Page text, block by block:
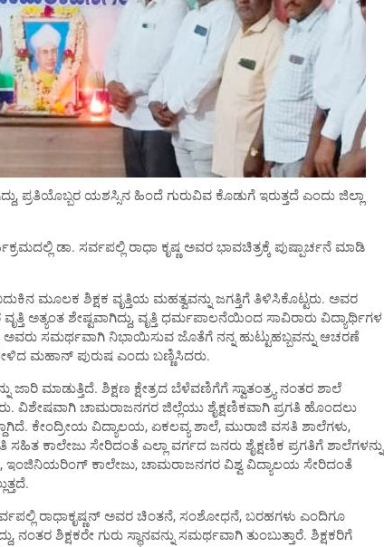
ಪ್ರತಿಯೊಬ್ಬರ ಯಶಸ್ಸಿನ ಹಿಂದೆ ಗುರುವಿವ ಕೊಡುಗೆ ಇರುತ್ತದೆ ಎಂದು ಜಿಲ್ಲಾ
ಡಾ. ಸರ್ವಪಲ್ಲಿ ರಾಧಾ ಕೃಷ್ಣ ಅವರ ಭಾವಚಿತ್ರಕ್ಕೆ ಪುಷ್ಪಾರ್ಚನೆ ಮಾಡಿ
ಮೂಲಕ ಶಿಕ್ಷಕ ವೃತ್ತಿಯ ಮಹತ್ವವನ್ನು ಜಗತ್ತಿಗೆ ತಿಳಿಸಿಕೊಟ್ಟರು. ಅವರ
ಅತ್ಯಂತ ಶೇಷ್ಟವಾಗಿದ್ದು, ವೃತ್ತಿ ಧರ್ಮಪಾಲನೆಯಿಂದ ಸಾವಿರಾರು ವಿದ್ಯಾರ್ಥಿಗಳ
ಅವರು ಸಮರ್ಥವಾಗಿ ನಿಭಾಯಿಸುವ ಜೊತೆಗೆ ನನ್ನ ಹುಟ್ಟುಹಬ್ಬವನ್ನು ಆಚರಣೆ
ಮಹಾನ್ ಪುರುಷ ಎಂದು ಬಣ್ಣಿಸಿದರು.
ಜಾರಿ ಮಾಡುತ್ತಿದೆ. ಶಿಕ್ಷಣ ಕ್ಷೇತ್ರದ ಬೆಳೆವಣಿಗೆಗೆ ಸ್ವಾತಂತ್ರ್ಯ ನಂತರ ಶಾಲೆ
ವಿಶೇಷವಾಗಿ ಚಾಮರಾಜನಗರ ಜಿಲ್ಲೆಯು ಶೈಕ್ಷಣಿಕವಾಗಿ ಪ್ರಗತಿ ಹೊಂದಲು
ಕೇಂದ್ರೀಯ ವಿದ್ಯಾಲಯ, ಏಕಲವ್ಯ ಶಾಲೆ, ಮುರಾಜಿ ವಸತಿ ಶಾಲೆಗಳು,
ಕಾಲೇಜು ಸೇರಿದಂತೆ ಎಲ್ಲಾ ವರ್ಗದ ಜನರು ಶೈಕ್ಷಣಿಕ ಪ್ರಗತಿಗೆ ಶಾಲೆಗಳನ್ನು
ಇಂಜಿನಿಯರಿಂಗ್ ಕಾಲೇಜು, ಚಾಮರಾಜನಗರ ವಿಶ್ವ ವಿದ್ಯಾಲಯ ಸೇರಿದಂತೆ
ರಾಧಾಕೃಷ್ಣನ್ ಅವರ ಚಿಂತನೆ, ಸಂಶೋಧನೆ, ಬರಹಗಳು ಎಂದಿಗೂ
ಶಿಕ್ಷಕರೇ ಗುರು ಸ್ಥಾನವನ್ನು ಸಮರ್ಥವಾಗಿ ತುಂಬುತ್ತಾರೆ. ಶಿಕ್ಷಕರಿಗೆ